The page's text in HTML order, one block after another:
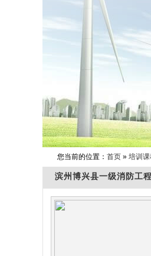
您当前的位置： 首页 » 培训课
滨州博兴县一级消防工